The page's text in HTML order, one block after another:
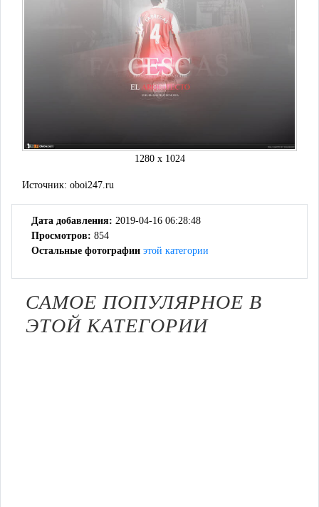
1280 x 1024
Источник: oboi247.ru
Дата добавления: 2019-04-16 06:28:48
Просмотров: 854
Остальные фотографии этой категории
САМОЕ ПОПУЛЯРНОЕ В
ЭТОЙ КАТЕГОРИИ